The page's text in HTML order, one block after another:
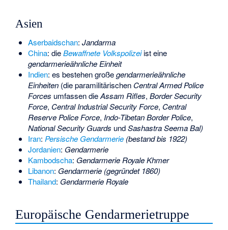
Asien
Aserbaidschan: Jandarma
China: dieBewaffnete Volkspolizeiist eine
gendarmerieähnliche Einheit
Indien: es bestehen großegendarmerieähnliche
Einheiten(die paramilitärischen Central Armed Police
Forces umfassen dieAssam Rifles, Border Security
Force, Central Industrial Security Force, Central
Reserve Police Force, Indo-Tibetan Border Police,
National Security Guards undSashastra Seema Bal)
Iran: Persische Gendarmerie(bestand bis 1922)
Jordanien: Gendarmerie
Kambodscha: Gendarmerie Royale Khmer
Libanon: Gendarmerie (gegründet 1860)
Thailand: Gendarmerie Royale
Europäische Gendarmerietruppe